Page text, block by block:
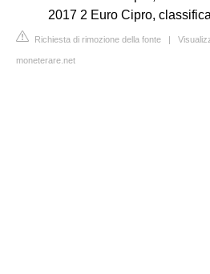
2017 2 Euro Cipro,
Richiesta di rimozione della fonte |
moneterare.net